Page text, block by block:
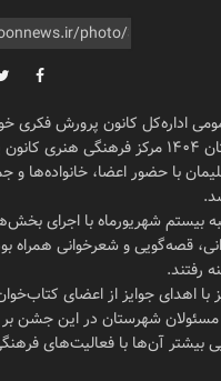
اداره‌کل کانون پرورش فکری
فعالیت‌های تابستان ۱۴۰۴ مرکز
با حضور اعضا، خانواده‌ها و
بیستم شهریورماه با اجرای
قصه‌گویی و شعرخوانی همراه
رفتند.
با اهدای جوایز از اعضای
شهرستان در این جشن بر
بیشتر آن‌ها با فعالیت‌های